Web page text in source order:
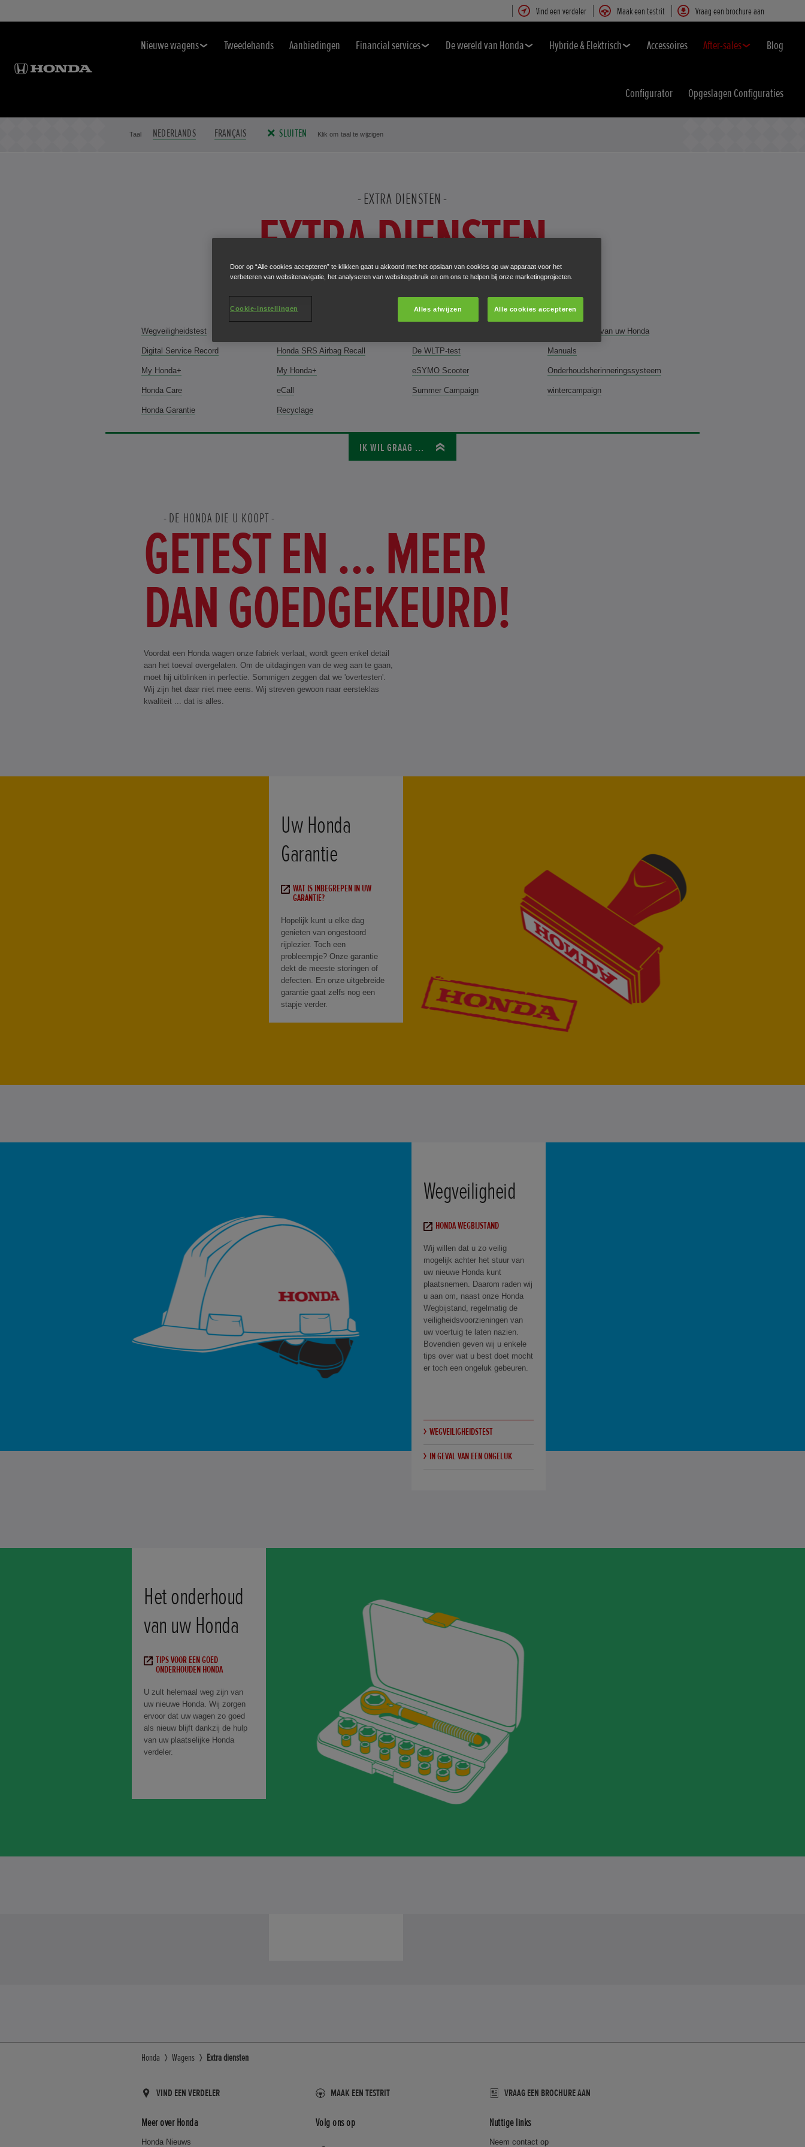
Vind een verdeler Maak een testrit Vraag een brochure aan
Nieuwe wagens Tweedehands Aanbiedingen Financial services De wereld van Honda Hybride & Elektrisch Accessoires After-sales Blog
Configurator Opgeslagen Configuraties
Taal NEDERLANDS FRANÇAIS SLUITEN Klik om taal te wijzigen
EXTRA DIENSTEN
EXTRA DIENSTEN
Uw leven met Honda begint hier ...
Wegveiligheidstest Het onderhoud van uw Honda
Digital Service Record Honda SRS Airbag Recall De WLTP-test Manuals
My Honda+ My Honda+ eSYMO Scooter Onderhoudsherinneringssysteem
Honda Care eCall Summer Campaign wintercampaign
Honda Garantie Recyclage
IK WIL GRAAG ...
DE HONDA DIE U KOOPT
GETEST EN ... MEER
DAN GOEDGEKEURD!
Voordat een Honda wagen onze fabriek verlaat, wordt geen enkel detail
aan het toeval overgelaten. Om de uitdagingen van de weg aan te gaan,
moet hij uitblinken in perfectie. Sommigen zeggen dat we 'overtesten'.
Wij zijn het daar niet mee eens. Wij streven gewoon naar eersteklas
kwaliteit ... dat is alles.
Uw Honda
Garantie
WAT IS INBEGREPEN IN UW
GARANTIE?
Hopelijk kunt u elke dag
genieten van ongestoord
rijplezier. Toch een
probleempje? Onze garantie
dekt de meeste storingen of
defecten. En onze uitgebreide
garantie gaat zelfs nog een
stapje verder.
Wegveiligheid
HONDA WEGBIJSTAND
Wij willen dat u zo veilig
mogelijk achter het stuur van
uw nieuwe Honda kunt
plaatsnemen. Daarom raden wij
u aan om, naast onze Honda
Wegbijstand, regelmatig de
veiligheidsvoorzieningen van
uw voertuig te laten nazien.
Bovendien geven wij u enkele
tips over wat u best doet mocht
er toch een ongeluk gebeuren.
WEGVEILIGHEIDSTEST
IN GEVAL VAN EEN ONGELUK
Het onderhoud
van uw Honda
TIPS VOOR EEN GOED
ONDERHOUDEN HONDA
U zult helemaal weg zijn van
uw nieuwe Honda. Wij zorgen
ervoor dat uw wagen zo goed
als nieuw blijft dankzij de hulp
van uw plaatselijke Honda
verdeler.
Honda Wagens Extra diensten
VIND EEN VERDELER MAAK EEN TESTRIT VRAAG EEN BROCHURE AAN
Meer over Honda
Honda Nieuws
Volg ons op Nuttige links
Neem contact op
Door op “Alle cookies accepteren” te klikken gaat u akkoord met het opslaan van cookies op uw apparaat voor het
verbeteren van websitenavigatie, het analyseren van websitegebruik en om ons te helpen bij onze marketingprojecten.
Alles afwijzen Alle cookies accepteren
Cookie-instellingen